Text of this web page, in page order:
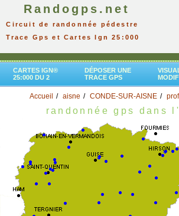
Randogps.net
Circuit de randonnée pédestre
Trace Gps et Cartes Ign 25:000
CARTES IGN®
25:000 DU 2
DÉPOSER UNE
TRACE GPS
Accueil aisne CONDE-SUR-AISNE
randonnée gps dans